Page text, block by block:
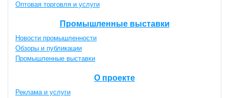
Оптовая торговля и услуги
Промышленные выставки
Новости промышленности
Обзоры и публикации
Промышленные выставки
О проекте
Реклама и услуги